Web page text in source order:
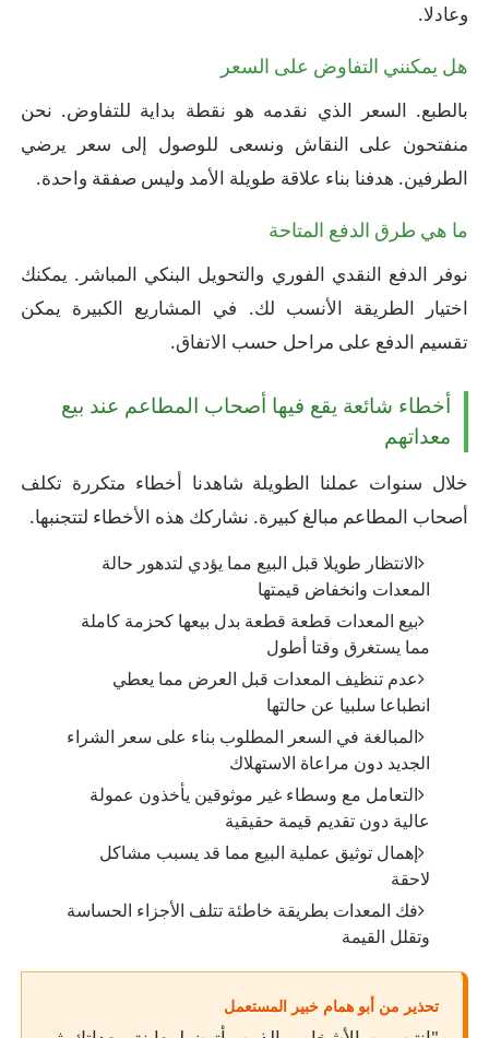
وعادلا.
هل يمكنني التفاوض على السعر
بالطبع. السعر الذي نقدمه هو نقطة بداية للتفاوض. نحن
منفتحون على النقاش ونسعى للوصول إلى سعر يرضي
الطرفين. هدفنا بناء علاقة طويلة الأمد وليس صفقة واحدة.
ما هي طرق الدفع المتاحة
نوفر الدفع النقدي الفوري والتحويل البنكي المباشر. يمكنك
اختيار الطريقة الأنسب لك. في المشاريع الكبيرة يمكن
تقسيم الدفع على مراحل حسب الاتفاق.
أخطاء شائعة يقع فيها أصحاب المطاعم عند بيع
معداتهم
خلال سنوات عملنا الطويلة شاهدنا أخطاء متكررة تكلف
أصحاب المطاعم مبالغ كبيرة. نشاركك هذه الأخطاء لتتجنبها.
الانتظار طويلا قبل البيع مما يؤدي لتدهور حالة
المعدات وانخفاض قيمتها
بيع المعدات قطعة قطعة بدل بيعها كحزمة كاملة
مما يستغرق وقتا أطول
عدم تنظيف المعدات قبل العرض مما يعطي
انطباعا سلبيا عن حالتها
المبالغة في السعر المطلوب بناء على سعر الشراء
الجديد دون مراعاة الاستهلاك
التعامل مع وسطاء غير موثوقين يأخذون عمولة
عالية دون تقديم قيمة حقيقية
إهمال توثيق عملية البيع مما قد يسبب مشاكل
لاحقة
فك المعدات بطريقة خاطئة تتلف الأجزاء الحساسة
وتقلل القيمة
تحذير من أبو همام خبير المستعمل